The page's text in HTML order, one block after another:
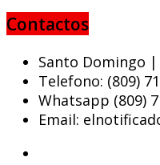
Contactos
Santo Domingo |
Telefono: (809)
Whatsapp (809)
Email: